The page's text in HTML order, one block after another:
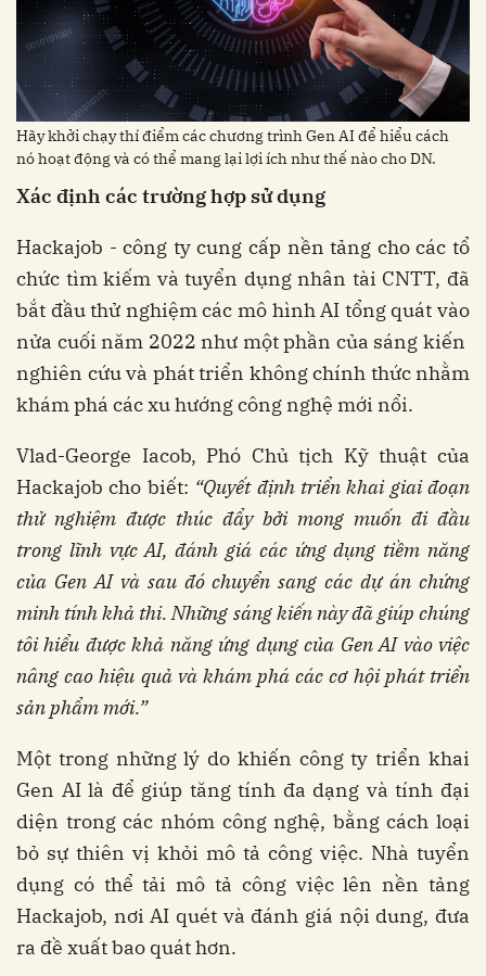
Hãy khởi chạy thí điểm các chương trình Gen AI để hiểu cách
nó hoạt động và có thể mang lại lợi ích như thế nào cho DN.
Xác định các trường hợp sử dụng
Hackajob - công ty cung cấp nền tảng cho các tổ
chức tìm kiếm và tuyển dụng nhân tài CNTT, đã
bắt đầu thử nghiệm các mô hình AI tổng quát vào
nửa cuối năm 2022 như một phần của sáng kiến ​​
nghiên cứu và phát triển không chính thức nhằm
khám phá các xu hướng công nghệ mới nổi.
Vlad-George Iacob, Phó Chủ tịch Kỹ thuật của
Hackajob cho biết: “Quyết định triển khai giai đoạn
thử nghiệm được thúc đẩy bởi mong muốn đi đầu
trong lĩnh vực AI, đánh giá các ứng dụng tiềm năng
của Gen AI và sau đó chuyển sang các dự án chứng
minh tính khả thi. Những sáng kiến ​​này đã giúp chúng
tôi hiểu được khả năng ứng dụng của Gen AI vào việc
nâng cao hiệu quả và khám phá các cơ hội phát triển
sản phẩm mới.”
Một trong những lý do khiến công ty triển khai
Gen AI là để giúp tăng tính đa dạng và tính đại
diện trong các nhóm công nghệ, bằng cách loại
bỏ sự thiên vị khỏi mô tả công việc. Nhà tuyển
dụng có thể tải mô tả công việc lên nền tảng
Hackajob, nơi AI quét và đánh giá nội dung, đưa
ra đề xuất bao quát hơn.